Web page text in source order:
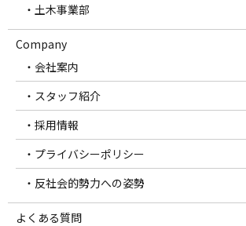
・土木事業部
Company
・会社案内
・スタッフ紹介
・採用情報
・プライバシーポリシー
・反社会的勢力への姿勢
よくある質問